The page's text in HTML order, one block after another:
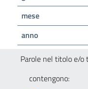
mese
anno
Parole nel titolo e/o
contengono: